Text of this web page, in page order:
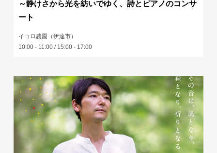
～静けさから光を紡いでゆく、詩とピアノのコンサ
ート
イコロ農園（伊達市）
10:00 - 11:00 / 15:00 - 17:00